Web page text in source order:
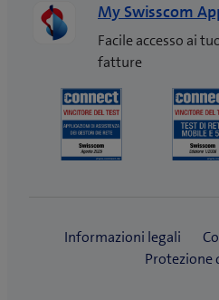
My Swisscom
Facile accesso ai
fatture